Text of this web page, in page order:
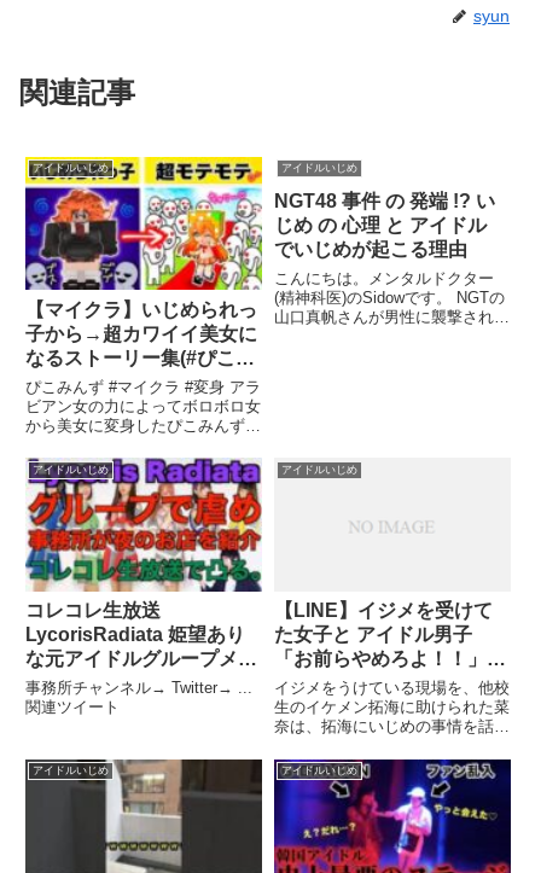
syun
関連記事
アイドルいじめ
【マイクラ】いじめられっ
子から→超カワイイ美女に
なるストーリー集(#ぴこみ
んず)超おデブダサい女か
らモテモテアイドルになる
為にダイエット！
ぴこみんず #マイクラ #変身 アラ
ビアン女の力によってボロボロ女
から美女に変身したぴこみんずと
アイドルいじめ
NGT48 事件 の 発端 !? い
じめ の 心理 と アイドル
でいじめが起こる理由
こんにちは。メンタルドクター
(精神科医)のSidowです。 NGTの
山口真帆さんが男性に襲撃された
アイドルいじめ
コレコレ生放送
LycorisRadiata 姫望あり
な元アイドルグループメン
バーを虐める事務所から夜
のお店を紹介させるコレコ
事務所チャンネル→ Twitter→ ...
関連ツイート
アイドルいじめ
【LINE】イジメを受けて
た女子と アイドル男子
「お前らやめろよ！！」と
助けられて、恋した話→イ
ジメ主犯女子との約束をド
タキャンし、相談なしでカ
ップル宣言！
イジメをうけている現場を、他校
生のイケメン拓海に助けられた菜
奈は、拓海にいじめの事情を話
てほしいと伝える。 イジメの主
犯格の女子の ...関連ツイート
アイドルいじめ アイドルいじめ